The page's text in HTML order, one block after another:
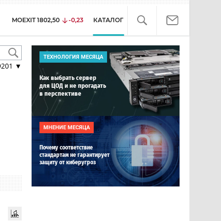
MOEXIT 1802,50 -0,23 КАТАЛОГ
▼
ТЕХНОЛОГИЯ МЕСЯЦА
Как выбрать сервер
для ЦОД и не прогадать
в перспективе
МНЕНИЕ МЕСЯЦА
Почему соответствие
стандартам не гарантирует
защиту от киберугроз